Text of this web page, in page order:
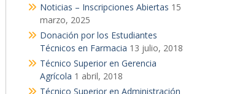
Noticias – Inscripciones Abiertas 15
marzo, 2025
Donación por los Estudiantes
Técnicos en Farmacia 13 julio, 2018
Técnico Superior en Gerencia
Agrícola 1 abril, 2018
Técnico Superior en Administración